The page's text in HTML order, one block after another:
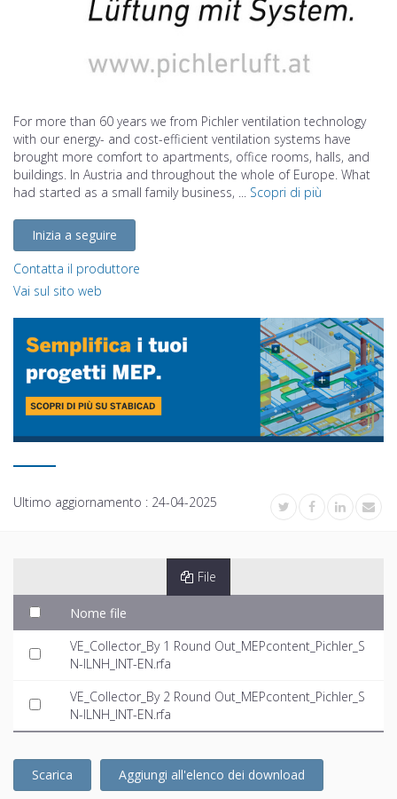
For more than 60 years we from Pichler ventilation technology
with our energy- and cost-efficient ventilation systems have
brought more comfort to apartments, office rooms, halls, and
buildings. In Austria and throughout the whole of Europe. What
had started as a small family business, ... Scopri di più
Inizia a seguire
Contatta il produttore
Vai sul sito web
Ultimo aggiornamento : 24-04-2025
File
Nome file
VE_Collector_By 1 Round Out_MEPcontent_Pichler_S
N-ILNH_INT-EN.rfa
VE_Collector_By 2 Round Out_MEPcontent_Pichler_S
N-ILNH_INT-EN.rfa
Scarica Aggiungi all'elenco dei download